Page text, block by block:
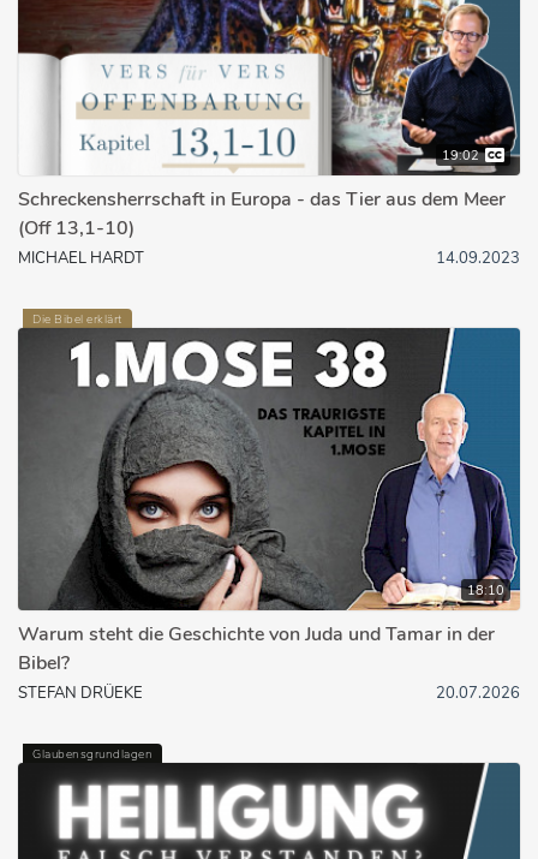
19:02
Schreckensherrschaft in Europa - das Tier aus dem Meer
(Off 13,1-10)
MICHAEL HARDT 14.09.2023
Die Bibel erklärt
18:10
Warum steht die Geschichte von Juda und Tamar in der
Bibel?
STEFAN DRÜEKE 20.07.2026
Glaubensgrundlagen